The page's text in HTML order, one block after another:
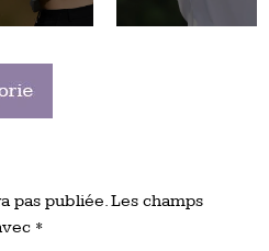
pas publiée.Les champs
*